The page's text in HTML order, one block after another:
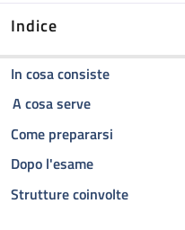
Indice
In cosa consistedella
A cosa servedella pagina
Come prepararsi della
Dopo l'esamedella pagina
Strutture coinvoltedella